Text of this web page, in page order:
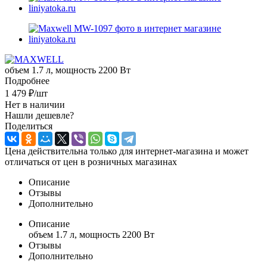
объем 1.7 л, мощность 2200 Вт
Подробнее
1 479 ₽/шт
Нет в наличии
Нашли дешевле?
Поделиться
Цена действительна только для интернет-магазина и может
отличаться от цен в розничных магазинах
Описание
Отзывы
Дополнительно
Описание
объем 1.7 л, мощность 2200 Вт
Отзывы
Дополнительно